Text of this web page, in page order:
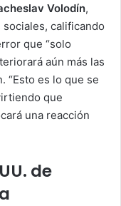
Volodín,
calificando
que “solo
aún más las
“Esto es lo que se
que
una reacción
de